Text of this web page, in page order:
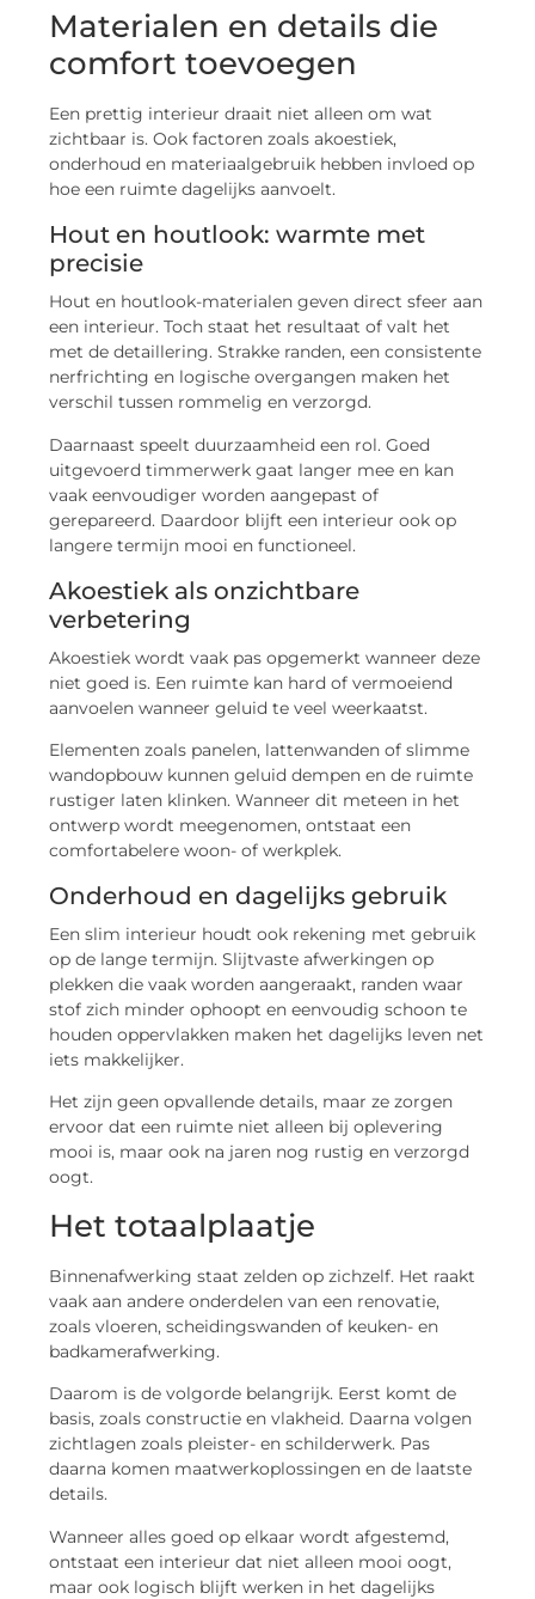
Materialen en details die
comfort toevoegen
Een prettig interieur draait niet alleen om wat
zichtbaar is. Ook factoren zoals akoestiek,
onderhoud en materiaalgebruik hebben invloed op
hoe een ruimte dagelijks aanvoelt.
Hout en houtlook: warmte met
precisie
Hout en houtlook-materialen geven direct sfeer aan
een interieur. Toch staat het resultaat of valt het
met de detaillering. Strakke randen, een consistente
nerfrichting en logische overgangen maken het
verschil tussen rommelig en verzorgd.
Daarnaast speelt duurzaamheid een rol. Goed
uitgevoerd timmerwerk gaat langer mee en kan
vaak eenvoudiger worden aangepast of
gerepareerd. Daardoor blijft een interieur ook op
langere termijn mooi en functioneel.
Akoestiek als onzichtbare
verbetering
Akoestiek wordt vaak pas opgemerkt wanneer deze
niet goed is. Een ruimte kan hard of vermoeiend
aanvoelen wanneer geluid te veel weerkaatst.
Elementen zoals panelen, lattenwanden of slimme
wandopbouw kunnen geluid dempen en de ruimte
rustiger laten klinken. Wanneer dit meteen in het
ontwerp wordt meegenomen, ontstaat een
comfortabelere woon- of werkplek.
Onderhoud en dagelijks gebruik
Een slim interieur houdt ook rekening met gebruik
op de lange termijn. Slijtvaste afwerkingen op
plekken die vaak worden aangeraakt, randen waar
stof zich minder ophoopt en eenvoudig schoon te
houden oppervlakken maken het dagelijks leven net
iets makkelijker.
Het zijn geen opvallende details, maar ze zorgen
ervoor dat een ruimte niet alleen bij oplevering
mooi is, maar ook na jaren nog rustig en verzorgd
oogt.
Het totaalplaatje
Binnenafwerking staat zelden op zichzelf. Het raakt
vaak aan andere onderdelen van een renovatie,
zoals vloeren, scheidingswanden of keuken- en
badkamerafwerking.
Daarom is de volgorde belangrijk. Eerst komt de
basis, zoals constructie en vlakheid. Daarna volgen
zichtlagen zoals pleister- en schilderwerk. Pas
daarna komen maatwerkoplossingen en de laatste
details.
Wanneer alles goed op elkaar wordt afgestemd,
ontstaat een interieur dat niet alleen mooi oogt,
maar ook logisch blijft werken in het dagelijks